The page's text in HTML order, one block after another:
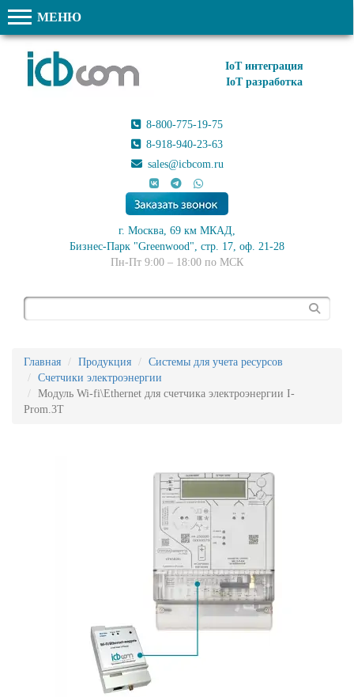
МЕНЮ
IoT интеграция
IoT разработка
8-800-775-19-75
8-918-940-23-63
sales@icbcom.ru
г. Москва, 69 км МКАД,
Бизнес-Парк "Greenwood", стр. 17, оф. 21-28
Пн-Пт 9:00 – 18:00 по МСК
Главная Продукция
Системы для учета ресурсов
Счетчики электроэнергии
Модуль Wi-fi\Ethernet для счетчика электроэнергии I-
Prom.3T